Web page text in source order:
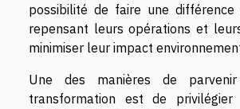
possibilité de faire une différence
repensant leurs opérations et
minimiser leur impact
Une des manières de
transformation est de